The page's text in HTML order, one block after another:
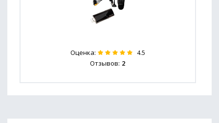
Оценка: 4.5
Отзывов: 2